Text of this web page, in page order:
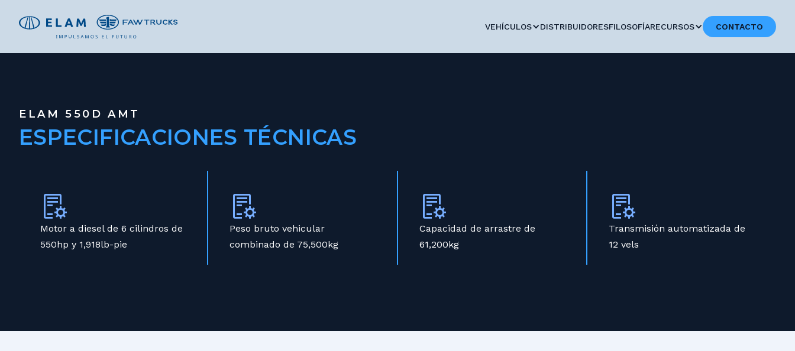
VEHÍCULOS DISTRIBUIDORESFILOSOFÍARECURSOS CONTACTO
TRACTOCAMIONES QUINTA RUEDA
ELAM 550D AMT
ESPECIFICACIONES TÉCNICAS
Motor a diesel de 6 cilindros de
550hp y 1,918lb-pie
Peso bruto vehicular
combinado de 75,500kg
Capacidad de arrastre de
61,200kg
Transmisión automatizada de
12 vels